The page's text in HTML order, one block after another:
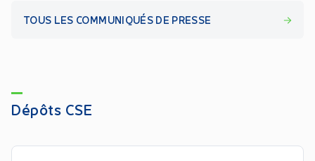
TOUS LES COMMUNIQUÉS DE PRESSE
Dépôts CSE